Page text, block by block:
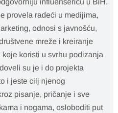
provela radeći u medijima,
odnosi s javnošću,
mreže i kreiranje
koristi u svrhu podizanja
su je i do projekta
i jeste cilj njenog
pisanje, pričanje i sve
i nogama, osloboditi put